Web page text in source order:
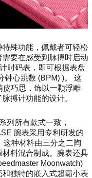
殊功能，佩戴者可轻松
要在感受到脉搏时启动
时码表，即可根据表盘
钟心跳数 (BPM) )。 这
巧思，饰以一颗浮雕
搏计功能的设计。
列所有款式一致，
腕表采用专利研发的
这种材料由三分之二陶
料混合制成。腕表还具
Moonwatch)
独特的嵌入式超霸小表